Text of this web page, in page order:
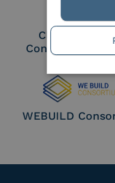
Cloud
Consortium
WEBUILD